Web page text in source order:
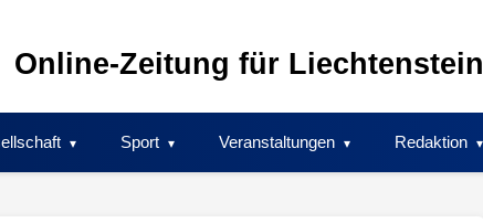
Online-Zeitung für Liechtenstein
Sport Veranstaltungen Redaktion